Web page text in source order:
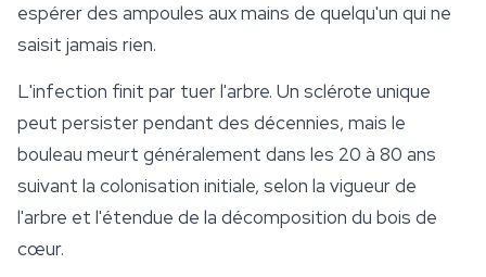
espérer des ampoules aux mains de quelqu'un qui ne
saisit jamais rien.
L'infection finit par tuer l'arbre. Un sclérote unique
peut persister pendant des décennies, mais le
bouleau meurt généralement dans les 20 à 80 ans
suivant la colonisation initiale, selon la vigueur de
l'arbre et l'étendue de la décomposition du bois de
cœur.